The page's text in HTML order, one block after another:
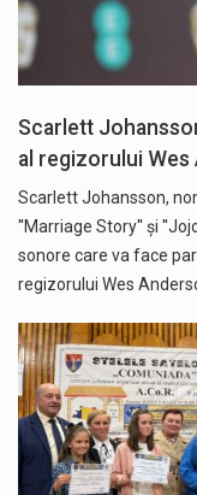
Scarlett
al regizorului Wes
Scarlett Johansson,
''Marriage Story'' şi
sonore care va face
regizorului Wes